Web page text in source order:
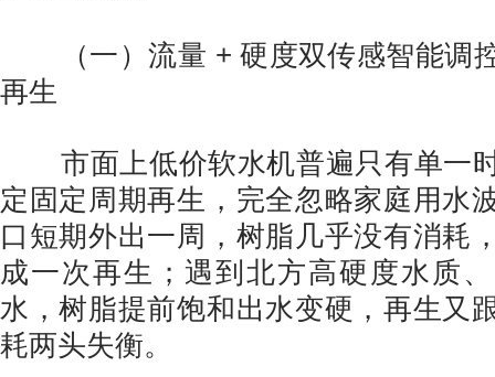
（一）流量 + 硬度双传感智能调
再生
市面上低价软水机普遍只有单一
定固定周期再生，完全忽略家庭用水
口短期外出一周，树脂几乎没有消耗
成一次再生；遇到北方高硬度水质
水，树脂提前饱和出水变硬，再生又
耗两头失衡。